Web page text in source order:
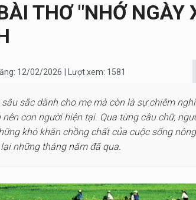
THƠ "NHỚ NGÀY
12/02/2026 | Lượt xem: 1581
sắc dành cho mẹ mà còn là sự chiêm
con người hiện tại. Qua từng câu chữ,
khó khăn chồng chất của cuộc sống
những tháng năm đã qua.